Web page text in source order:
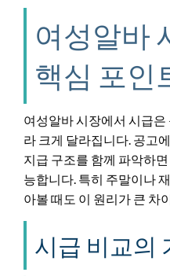
여성알바
핵심 포인
여성알바 시장에서 시급
라 크게 달라집니다. 공고
지급 구조를 함께 파악하
능합니다. 특히 주말이나
아볼 때도 이 원리가 큰 차
시급 비교의